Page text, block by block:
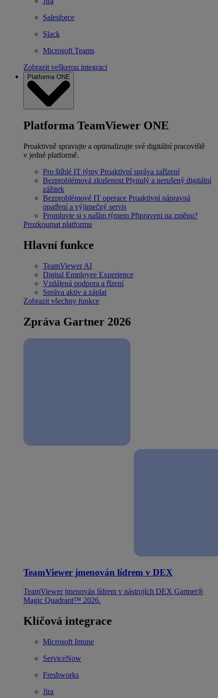
Salesforce
Slack
Microsoft Teams
Zobrazit veškerou integraci
Platforma ONE
Platforma TeamViewer ONE
Proaktivně spravujte a optimalizujte své digitální pracoviště
v jedné platformě.
Pro štíhlé IT týmy Proaktivní správa zařízení
Bezproblémová zkušenost Plynulý a nerušený digitální
zážitek
Bezproblémové IT operace Proaktivní nápravná
opatření a výjimečný servis
Promluvte si s naším týmem Připraveni na změnu?
Prozkoumat platformu
Hlavní funkce
TeamViewer AI
Digital Employee Experience
Vzdálená podpora a řízení
Správa aktiv a záplat
Zobrazit všechny funkce
Zpráva Gartner 2026
TeamViewer jmenován lídrem v DEX
TeamViewer jmenován lídrem v nástrojích DEX Gartner®
Magic Quadrant™ 2026.
Klíčová integrace
Microsoft Intune
ServiceNow
Freshworks
Jira